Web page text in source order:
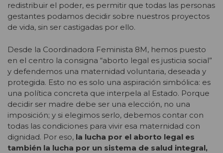
redistribuir el poder, es permitir que todas las personas
gestantes podamos decidir sobre nuestros proyectos
de vida, sin ser castigadas por ello.
Desde la Coordinadora Feminista 8M, hemos puesto
en el centro la consigna “aborto legal es justicia social”
y defendemos una maternidad voluntaria, deseada y
protegida. Esto no es solo una aspiración simbólica: es
una política concreta que interpela al Estado. Porque
decidir ser madre debe ser una elección, no una
imposición; y si elegimos serlo, debemos contar con
todas las condiciones para vivir esa maternidad con
dignidad. Por eso, la lucha por el aborto legal es
también la lucha por un sistema de salud integral,